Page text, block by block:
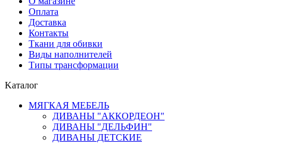
Оплата
Доставка
Контакты
Ткани для обивки
Виды наполнителей
Типы трансформации
Kаталог
МЯГКАЯ МЕБЕЛЬ
ДИВАНЫ "АККОРДЕОН"
ДИВАНЫ "ДЕЛЬФИН"
ДИВАНЫ ДЕТСКИЕ